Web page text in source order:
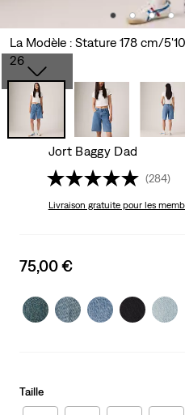
La Modèle : Stature 178 cm/
26
Jort Baggy Dad
(284)
Livraison gratuitepour les
Sale
is
75,00 €
Taille